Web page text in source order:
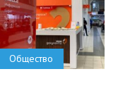
Общество